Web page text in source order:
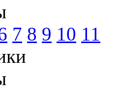
7 8 9 10 11